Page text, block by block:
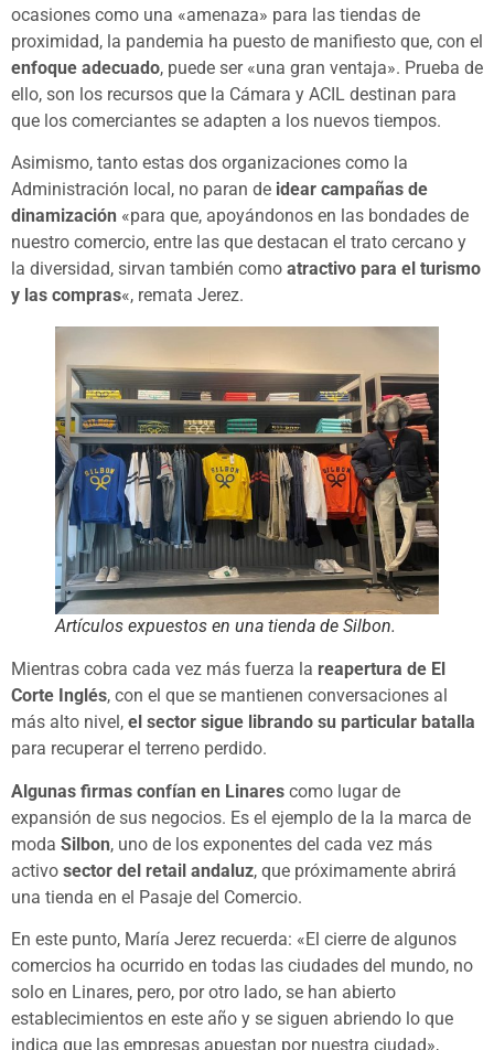
ocasiones como una «amenaza» para las tiendas de
proximidad, la pandemia ha puesto de manifiesto que, con el
enfoque adecuado, puede ser «una gran ventaja». Prueba de
ello, son los recursos que la Cámara y ACIL destinan para
que los comerciantes se adapten a los nuevos tiempos.
Asimismo, tanto estas dos organizaciones como la
Administración local, no paran de idear campañas de
dinamización «para que, apoyándonos en las bondades de
nuestro comercio, entre las que destacan el trato cercano y
la diversidad, sirvan también como atractivo para el turismo
y las compras«, remata Jerez.
Artículos expuestos en una tienda de Silbon.
Mientras cobra cada vez más fuerza la reapertura de El
Corte Inglés, con el que se mantienen conversaciones al
más alto nivel, el sector sigue librando su particular batalla
para recuperar el terreno perdido.
Algunas firmas confían en Linares como lugar de
expansión de sus negocios. Es el ejemplo de la la marca de
moda Silbon, uno de los exponentes del cada vez más
activo sector del retail andaluz, que próximamente abrirá
una tienda en el Pasaje del Comercio.
En este punto, María Jerez recuerda: «El cierre de algunos
comercios ha ocurrido en todas las ciudades del mundo, no
solo en Linares, pero, por otro lado, se han abierto
establecimientos en este año y se siguen abriendo lo que
indica que las empresas apuestan por nuestra ciudad»,